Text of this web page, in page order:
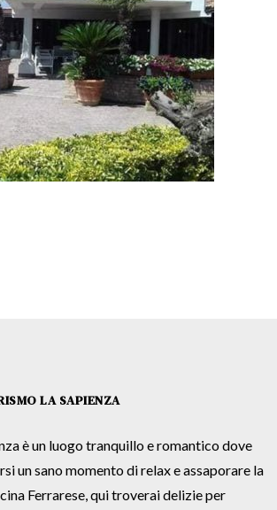
LA SAPIENZA
è un luogo tranquillo e romantico dove
un sano momento di relax e assaporare la
Ferrarese, qui troverai delizie per